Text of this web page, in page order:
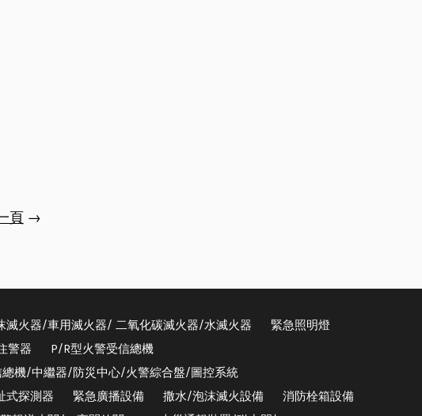
頁→
滅火器/車用滅火器/ 二氧化碳滅火器/水滅火器
緊急照明燈
警器
P/R型火警受信總機
總機/中繼器/防災中心/火警綜合盤/圖控系統
式探測器
緊急廣播設備 撒水/泡沫滅火設備
消防栓箱設備